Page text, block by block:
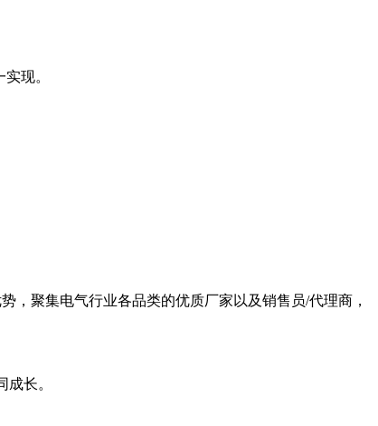
现。
，聚集电气行业各品类的优质厂家以及销售员/代理商，
长。